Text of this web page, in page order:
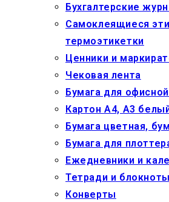
Бухгалтерские
Самоклеящиеся
термоэтикетки
Ценники и
Чековая лента
Бумага для
Картон А4, А3
Бумага цветная,
Бумага для
Ежедневники и
Тетради и блокноты
Конверты